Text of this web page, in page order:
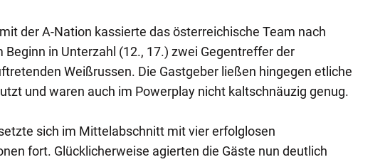
der A-Nation kassierte das österreichische Team nach
Beginn in Unterzahl (12., 17.) zwei Gegentreffer der
Weißrussen. Die Gastgeber ließen hingegen etliche
und waren auch im Powerplay nicht kaltschnäuzig genug.
sich im Mittelabschnitt mit vier erfolglosen
fort. Glücklicherweise agierten die Gäste nun deutlich